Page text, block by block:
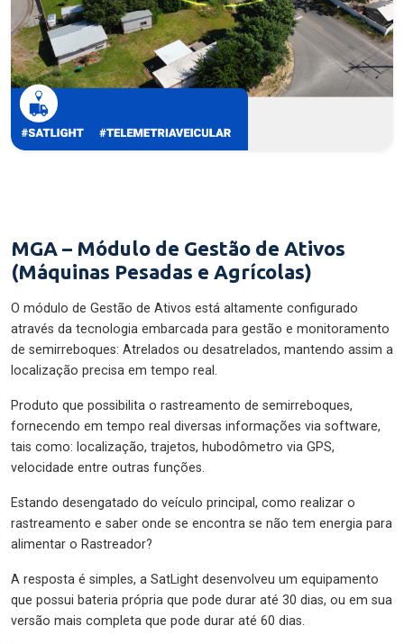
MGA – Módulo de Gestão de Ativos
(Máquinas Pesadas e Agrícolas)
O módulo de Gestão de Ativos está altamente configurado
através da tecnologia embarcada para gestão e monitoramento
de semirreboques: Atrelados ou desatrelados, mantendo assim a
localização precisa em tempo real.
Produto que possibilita o rastreamento de semirreboques,
fornecendo em tempo real diversas informações via software,
tais como: localização, trajetos, hubodômetro via GPS,
velocidade entre outras funções.
Estando desengatado do veículo principal, como realizar o
rastreamento e saber onde se encontra se não tem energia para
alimentar o Rastreador?
A resposta é simples, a SatLight desenvolveu um equipamento
que possui bateria própria que pode durar até 30 dias, ou em sua
versão mais completa que pode durar até 60 dias.